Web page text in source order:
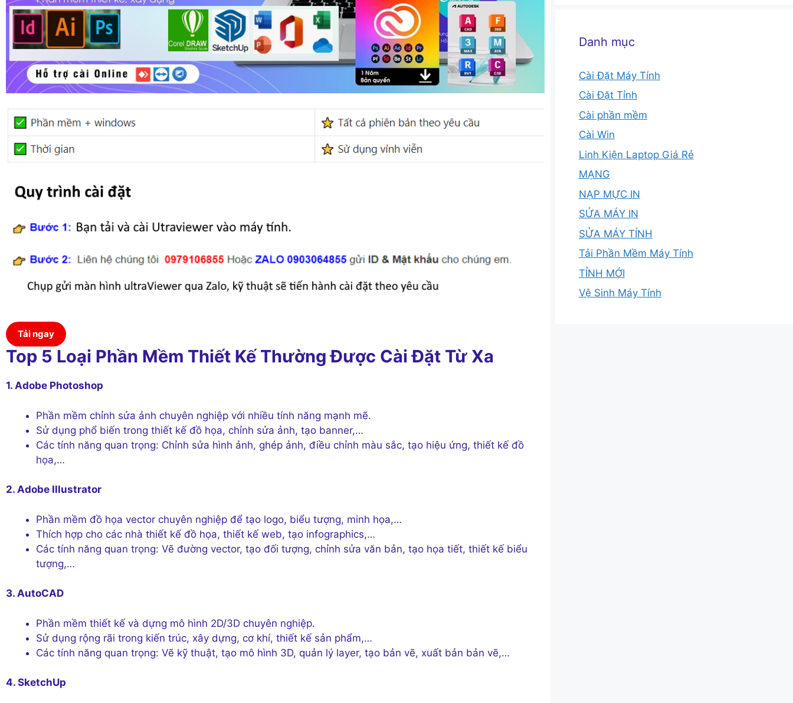
Tải ngay
Top 5 Loại Phần Mềm Thiết Kế Thường Được Cài Đặt Từ Xa
1. Adobe Photoshop
Phần mềm chỉnh sửa ảnh chuyên nghiệp với nhiều tính năng mạnh mẽ.
Sử dụng phổ biến trong thiết kế đồ họa, chỉnh sửa ảnh, tạo banner,…
Các tính năng quan trọng: Chỉnh sửa hình ảnh, ghép ảnh, điều chỉnh màu sắc, tạo hiệu ứng, thiết kế đồ
họa,…
2. Adobe Illustrator
Phần mềm đồ họa vector chuyên nghiệp để tạo logo, biểu tượng, minh họa,…
Thích hợp cho các nhà thiết kế đồ họa, thiết kế web, tạo infographics,…
Các tính năng quan trọng: Vẽ đường vector, tạo đối tượng, chỉnh sửa văn bản, tạo họa tiết, thiết kế biểu
tượng,…
3. AutoCAD
Phần mềm thiết kế và dựng mô hình 2D/3D chuyên nghiệp.
Sử dụng rộng rãi trong kiến trúc, xây dựng, cơ khí, thiết kế sản phẩm,…
Các tính năng quan trọng: Vẽ kỹ thuật, tạo mô hình 3D, quản lý layer, tạo bản vẽ, xuất bản bản vẽ,…
4. SketchUp
Danh mục
Cài Đặt Máy Tính
Cài Đặt Tỉnh
Cài phần mềm
Cài Win
Linh Kiện Laptop Giá Rẻ
MẠNG
NẠP MỰC IN
SỬA MÁY IN
SỬA MÁY TÍNH
Tải Phần Mềm Máy Tính
TỈNH MỚI
Vệ Sinh Máy Tính